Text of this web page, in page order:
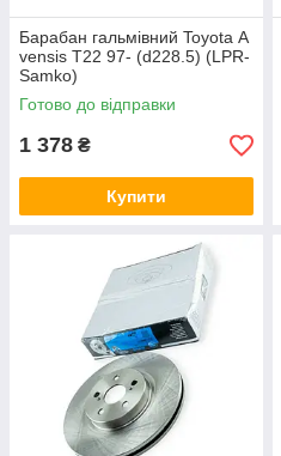
Барабан гальмівний Toyota A
vensis T22 97- (d228.5) (LPR-
Samko)
Готово до відправки
1 378 ₴
Купити